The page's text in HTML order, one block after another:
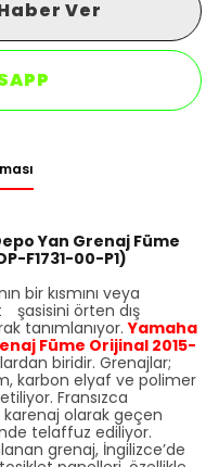
Ver
Yan Grenaj Füme
F1731-00-P1)
bir kısmını veya
şasisini örten dış
tanımlanıyor.Yamaha
Füme Orijinal 2015-
biridir. Grenajlar;
karbon elyaf ve polimer
Fransızca
olarak geçen
telaffuz ediliyor.
grenaj, İngilizce’de